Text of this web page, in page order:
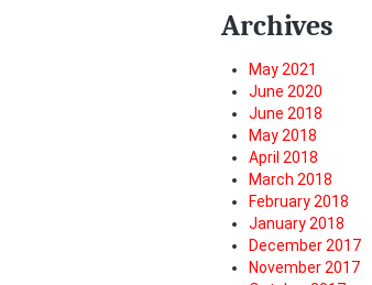
Archives
May 2021
June 2020
June 2018
May 2018
April 2018
March 2018
February 2018
January 2018
December 2017
November 2017